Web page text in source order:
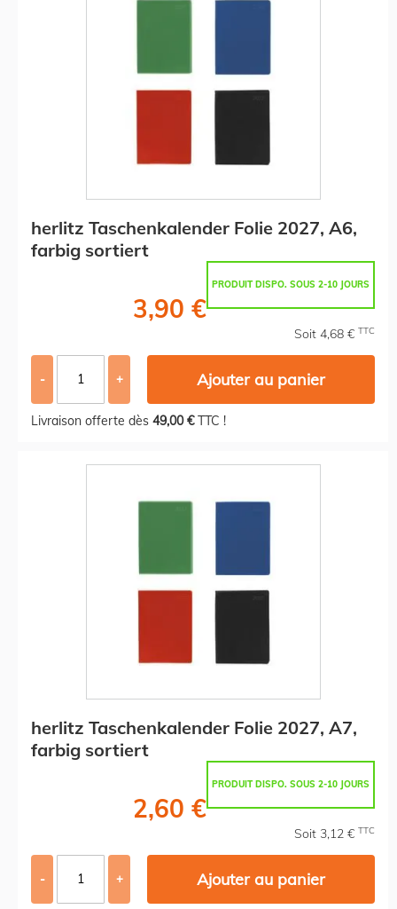
herlitz Taschenkalender Folie 2027, A6,
farbig sortiert
PRODUIT DISPO. SOUS 2-10 JOURS
3,90 €
Soit 4,68 € TTC
- + Ajouter au panier
Livraison offerte dès 49,00 €TTC !
herlitz Taschenkalender Folie 2027, A7,
farbig sortiert
PRODUIT DISPO. SOUS 2-10 JOURS
2,60 €
Soit 3,12 € TTC
- + Ajouter au panier